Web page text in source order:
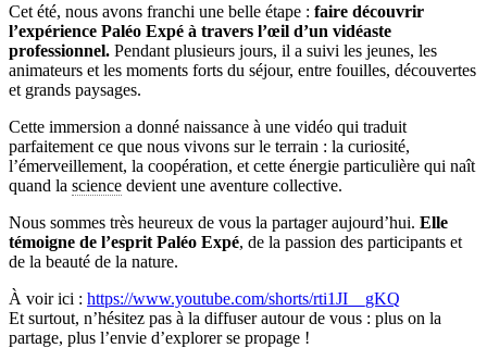
Cet été, nous avons franchi une belle étape : faire découvrir
l’expérience Paléo Expé à travers l’œil d’un vidéaste
professionnel. Pendant plusieurs jours, il a suivi les jeunes, les
animateurs et les moments forts du séjour, entre fouilles, découvertes
et grands paysages.
Cette immersion a donné naissance à une vidéo qui traduit
parfaitement ce que nous vivons sur le terrain : la curiosité,
l’émerveillement, la coopération, et cette énergie particulière qui naît
quand la science devient une aventure collective.
Nous sommes très heureux de vous la partager aujourd’hui. Elle
témoigne de l’esprit Paléo Expé, de la passion des participants et
de la beauté de la nature.
À voir ici : https://www.youtube.com/shorts/rti1JI__gKQ
Et surtout, n’hésitez pas à la diffuser autour de vous : plus on la
partage, plus l’envie d’explorer se propage !